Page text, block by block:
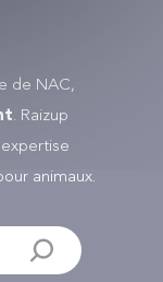
de NAC,
. Raizup
animaux.